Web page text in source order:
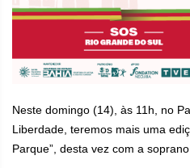
Neste domingo (14), às 11h, no
Liberdade, teremos mais uma
Parque”, desta vez com a